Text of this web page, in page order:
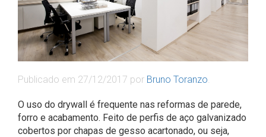
Publicado em 27/12/2017 por Bruno Toranzo
O uso do drywall é frequente nas reformas de parede,
forro e acabamento. Feito de perfis de aço galvanizado
cobertos por chapas de gesso acartonado, ou seja,